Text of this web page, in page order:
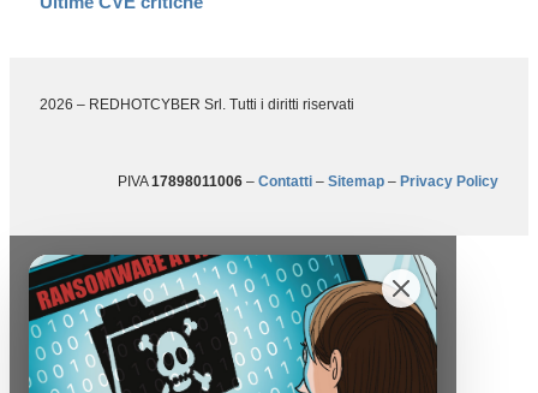
2026 – REDHOTCYBER Srl. Tutti i diritti riservati
PIVA17898011006 – Contatti – Sitemap – Privacy Policy